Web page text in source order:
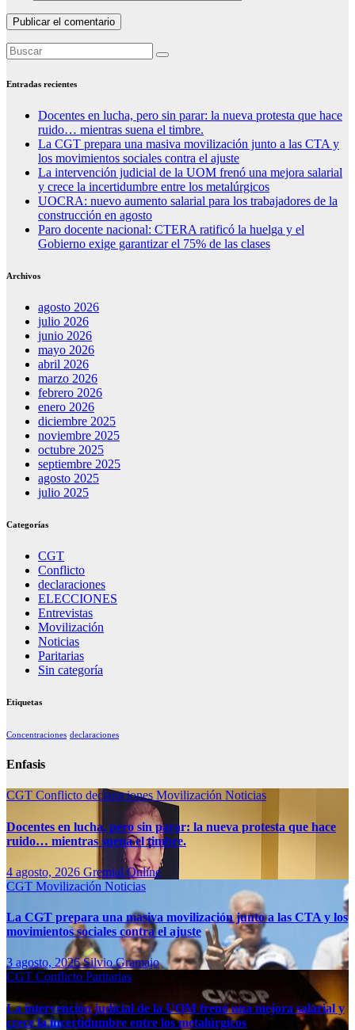
Entradas recientes
Docentes en lucha, pero sin parar: la nueva protesta que hace
ruido… mientras suena el timbre.
La CGT prepara una masiva movilización junto a las CTA y
los movimientos sociales contra el ajuste
La intervención judicial de la UOM frenó una mejora salarial
y crece la incertidumbre entre los metalúrgicos
UOCRA: nuevo aumento salarial para los trabajadores de la
construcción en agosto
Paro docente nacional: CTERA ratificó la huelga y el
Gobierno exige garantizar el 75% de las clases
Archivos
agosto 2026
julio 2026
junio 2026
mayo 2026
abril 2026
marzo 2026
febrero 2026
enero 2026
diciembre 2025
noviembre 2025
octubre 2025
septiembre 2025
agosto 2025
julio 2025
Categorías
CGT
Conflicto
declaraciones
ELECCIONES
Entrevistas
Movilización
Noticias
Paritarias
Sin categoría
Etiquetas
Concentraciones declaraciones
Enfasis
CGT Conflicto declaraciones Movilización Noticias
Docentes en lucha, pero sin parar: la nueva protesta que hace
ruido… mientras suena el timbre.
4 agosto, 2026 Gremial Online
CGT Movilización Noticias
La CGT prepara una masiva movilización junto a las CTA y los
movimientos sociales contra el ajuste
3 agosto, 2026Silvio Gramajo
CGT Conflicto Paritarias
La intervención judicial de la UOM frenó una mejora salarial y
crece la incertidumbre entre los metalúrgicos